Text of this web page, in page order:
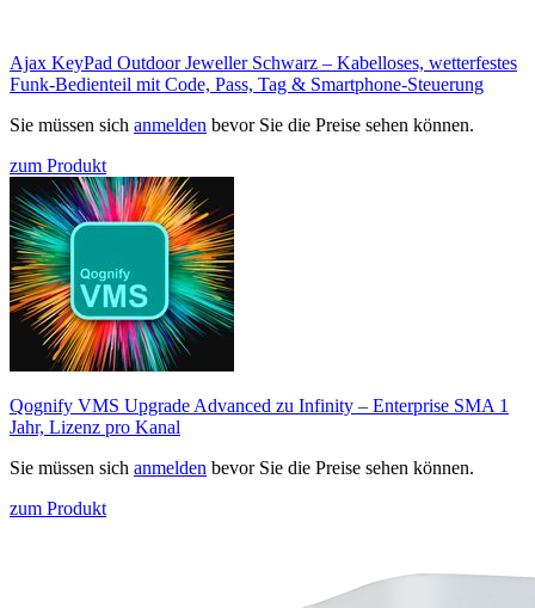
Ajax KeyPad Outdoor Jeweller Schwarz – Kabelloses, wetterfestes
Funk-Bedienteil mit Code, Pass, Tag & Smartphone-Steuerung
Sie müssen sich anmelden bevor Sie die Preise sehen können.
zum Produkt
Qognify VMS Upgrade Advanced zu Infinity – Enterprise SMA 1
Jahr, Lizenz pro Kanal
Sie müssen sich anmelden bevor Sie die Preise sehen können.
zum Produkt